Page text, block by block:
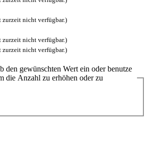
zurzeit nicht verfügbar.)
zurzeit nicht verfügbar.)
zurzeit nicht verfügbar.)
den gewünschten Wert ein oder benutze
die Anzahl zu erhöhen oder zu